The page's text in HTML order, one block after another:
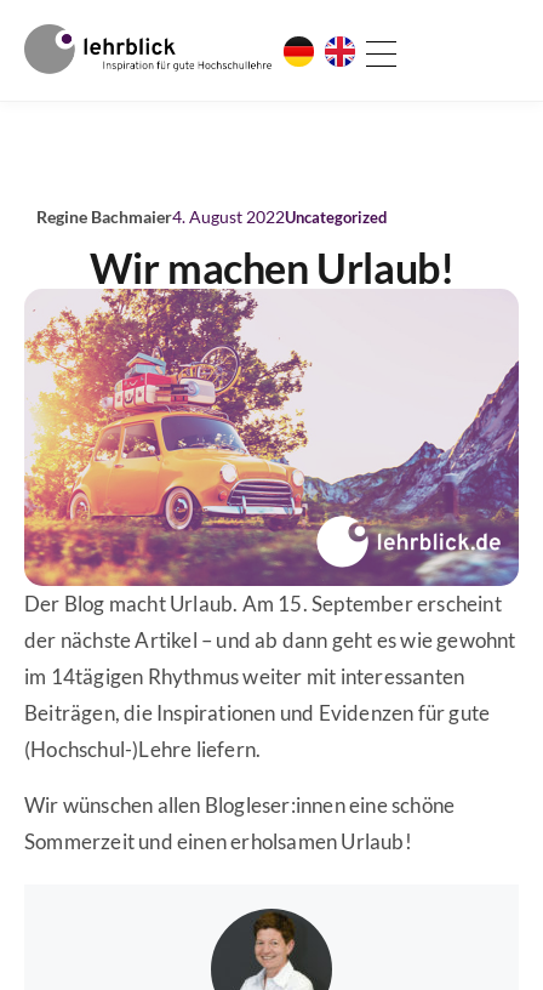
Regine Bachmaier4. August 2022Uncategorized
Wir machen Urlaub!
Der Blog macht Urlaub. Am 15. September erscheint
der nächste Artikel – und ab dann geht es wie gewohnt
im 14tägigen Rhythmus weiter mit interessanten
Beiträgen, die Inspirationen und Evidenzen für gute
(Hochschul-)Lehre liefern.
Wir wünschen allen Blogleser:innen eine schöne
Sommerzeit und einen erholsamen Urlaub!